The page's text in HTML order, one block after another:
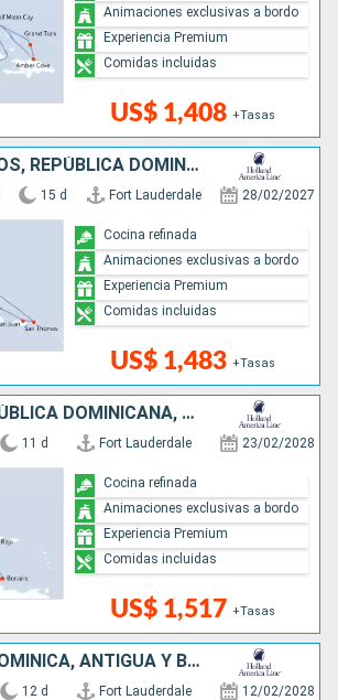
US$ 1,408 +Tasas
Animaciones exclusivas a bordo
Experiencia Premium
Comidas incluidas
ESTADOS UNIDOS, REPÚBLICA DOMINICANA, BAHAMAS, PUERTO RICO
15 d Fort Lauderdale 28/02/2027
US$ 1,483 +Tasas
Cocina refinada
Animaciones exclusivas a bordo
Experiencia Premium
Comidas incluidas
BAHAMAS, REPÚBLICA DOMINICANA, ARUBA, ESTADOS UNIDOS
11 d Fort Lauderdale 23/02/2028
US$ 1,517 +Tasas
Cocina refinada
Animaciones exclusivas a bordo
Experiencia Premium
Comidas incluidas
SAN MARTÍN, DOMINICA, ANTIGUA Y BARBUDA, BAHAMAS, ESTADOS UNIDOS
12 d Fort Lauderdale 12/02/2028